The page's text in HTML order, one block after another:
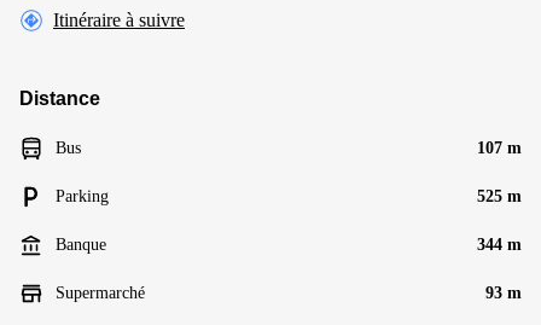
Itinéraire à suivre
Distance
Bus 107 m
Parking 525 m
Banque 344 m
Supermarché 93 m